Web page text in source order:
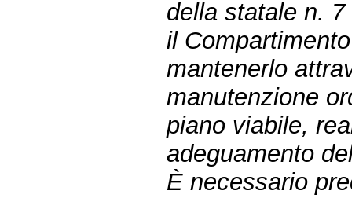
della statale n.
il
mantenerlo
manutenzione
piano viabile,
adeguamento
È necessario